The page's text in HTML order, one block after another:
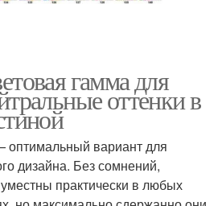
гамма для
оттенки в
вариант для
дизайна. Без сомнений,
практически в любых